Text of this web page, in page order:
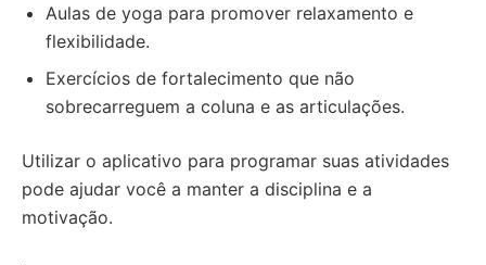
Aulas de yoga para promover relaxamento e
flexibilidade.
Exercícios de fortalecimento que não
sobrecarreguem a coluna e as articulações.
Utilizar o aplicativo para programar suas atividades
pode ajudar você a manter a disciplina e a
motivação.